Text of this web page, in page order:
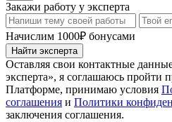
Закажи работу у эксперта
Начислим 1000₽ бонусами
Найти эксперта
Оставляя свои контактные
эксперта», я соглашаюсь пройти
Платформе, принимаю условия
соглашения и Политики
заключения соглашения.